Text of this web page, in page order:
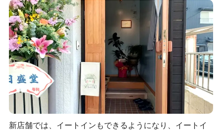
新店舗では、イートインもできるようになり、イートイ